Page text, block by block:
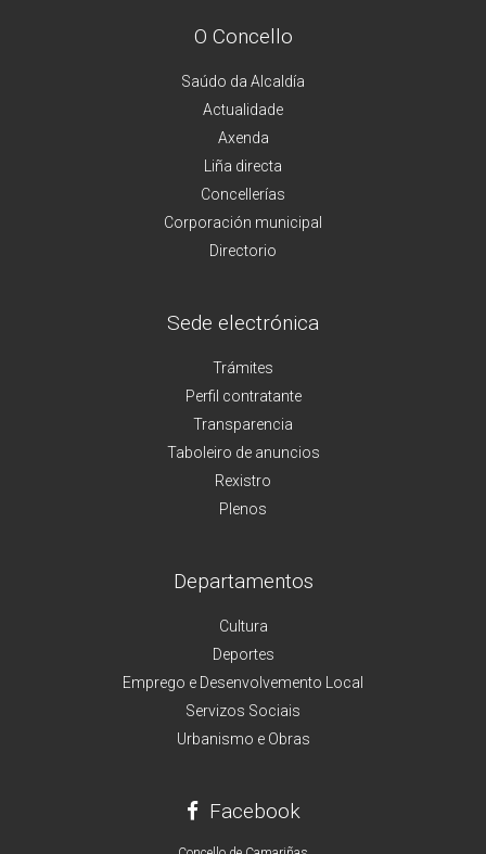
O Concello
Saúdo da Alcaldía
Actualidade
Axenda
Liña directa
Concellerías
Corporación municipal
Directorio
Sede electrónica
Trámites
Perfil contratante
Transparencia
Taboleiro de anuncios
Rexistro
Plenos
Departamentos
Cultura
Deportes
Emprego e Desenvolvemento Local
Servizos Sociais
Urbanismo e Obras
Facebook